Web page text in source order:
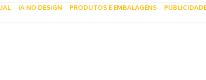
IA NO DESIGN PRODUTOS E EMBALAGENS